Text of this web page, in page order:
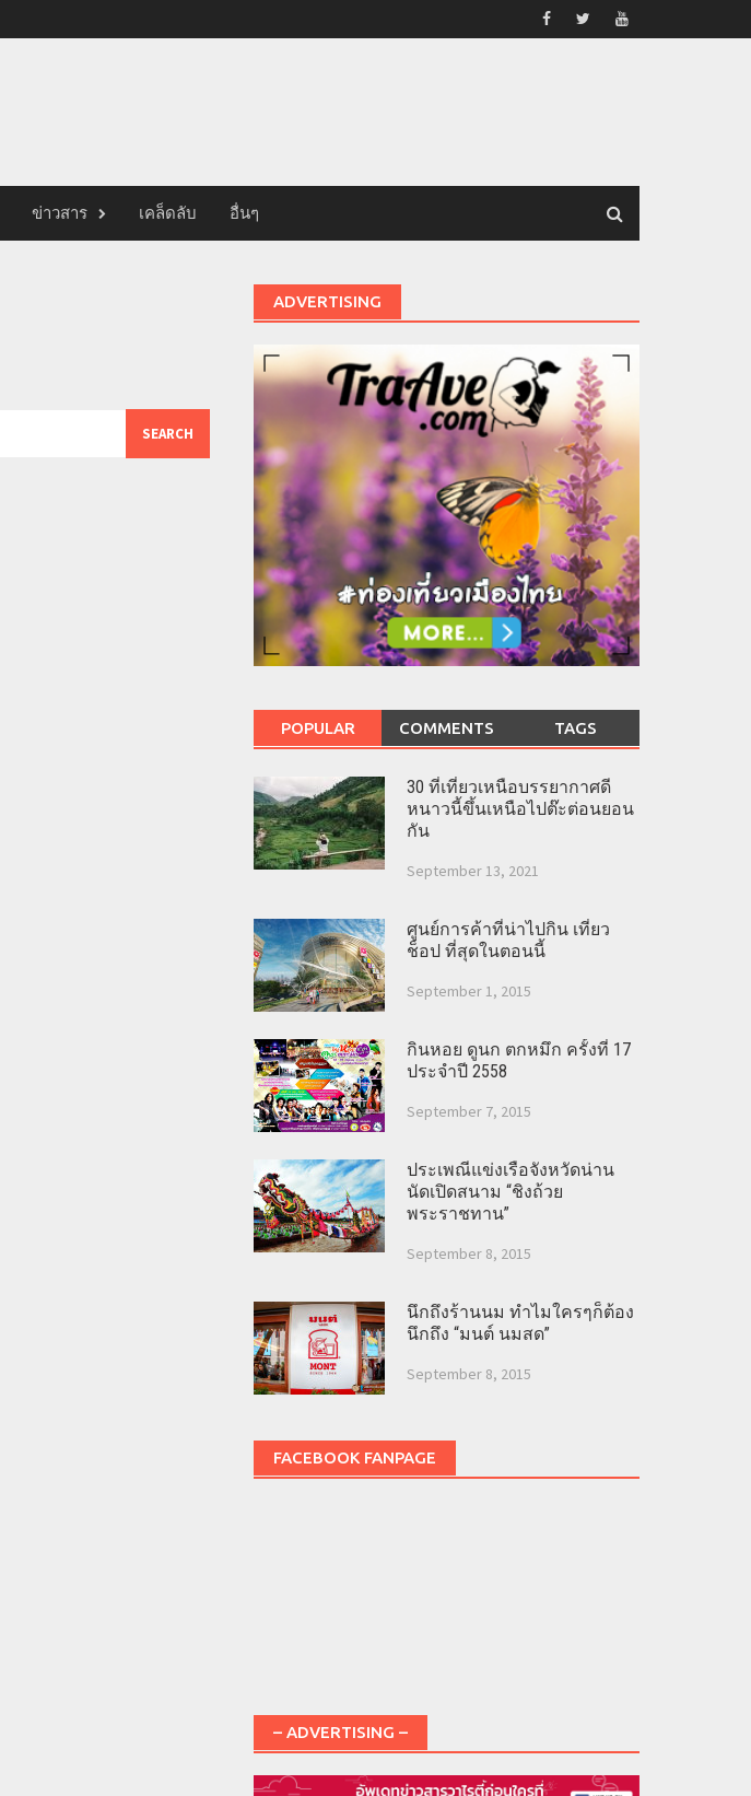
ข่าวสาร เคล็ดลับ อื่นๆ
ADVERTISING
POPULAR COMMENTS TAGS
30 ที่เที่ยวเหนือบรรยากาศดี
หนาวนี้ขึ้นเหนือไปต๊ะต่อนยอน
กัน
September 13, 2021
ศูนย์การค้าที่น่าไปกิน เที่ยว
ช็อป ที่สุดในตอนนี้
September 1, 2015
กินหอย ดูนก ตกหมึก ครั้งที่ 17
ประจำปี 2558
September 7, 2015
ประเพณีแข่งเรือจังหวัดน่าน
นัดเปิดสนาม “ชิงถ้วย
พระราชทาน”
September 8, 2015
นึกถึงร้านนม ทำไมใครๆก็ต้อง
นึกถึง “มนต์ นมสด”
September 8, 2015
FACEBOOK FANPAGE
– ADVERTISING –